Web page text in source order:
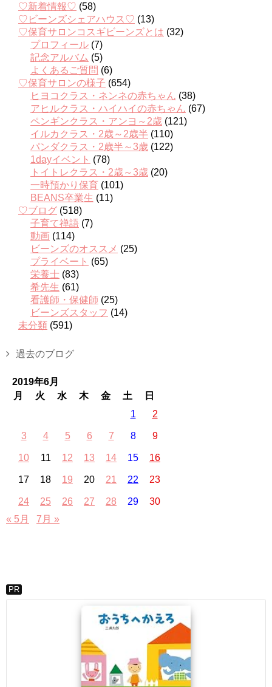
♡新着情報♡ (58)
♡ビーンズシェアハウス♡ (13)
♡保育サロンコスギビーンズとは (32)
プロフィール (7)
記念アルバム (5)
よくあるご質問 (6)
♡保育サロンの様子 (654)
ヒヨコクラス・ネンネの赤ちゃん (38)
アヒルクラス・ハイハイの赤ちゃん (67)
ペンギンクラス・アンヨ～2歳 (121)
イルカクラス・2歳～2歳半 (110)
パンダクラス・2歳半～3歳 (122)
1dayイベント (78)
トイトレクラス・2歳～3歳 (20)
一時預かり保育 (101)
BEANS卒業生 (11)
♡ブログ (518)
子育て禅語 (7)
動画 (114)
ビーンズのオススメ (25)
プライベート (65)
栄養士 (83)
希先生 (61)
看護師・保健師 (25)
ビーンズスタッフ (14)
未分類 (591)
過去のブログ
2019年6月
月
火 水 木 金 土
日
1
2
3 4 5 6 7 8 9
10 11 12 13 14 15 16
17 18 19 20 21 22 23
24 25 26 27 28 29
30
« 5月
7月 »
PR